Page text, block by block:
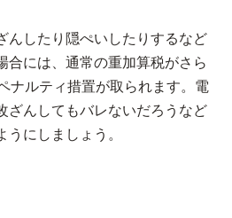
んしたり隠ぺいしたりするなど
合には、通常の重加算税がさら
ナルティ措置が取られます。電
ざんしてもバレないだろうなど
うにしましょう。